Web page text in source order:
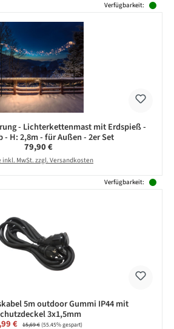
Verfügbarkeit:
- Lichterkettenmast mit Erdspieß -
- H: 2,8m - für Außen - 2er Set
Regulärer Preis:
79,90 €
inkl. MwSt. zzgl. Versandkosten
Verfügbarkeit:
5m outdoor Gummi IP44 mit
3x1,5mm
€ Regulärer Preis:
15,69 €(55.45% gespart)